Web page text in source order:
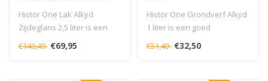
Histor One Lak Alkyd
Zijdeglans 2,5 liter is een
duurzame zijdeglans lak
voor ho..
€140,49 €69,95
Histor One Grondverf Alkyd
1 liter is een goed
schuurbare en dekkende
grondverf ..
€51,49 €32,50